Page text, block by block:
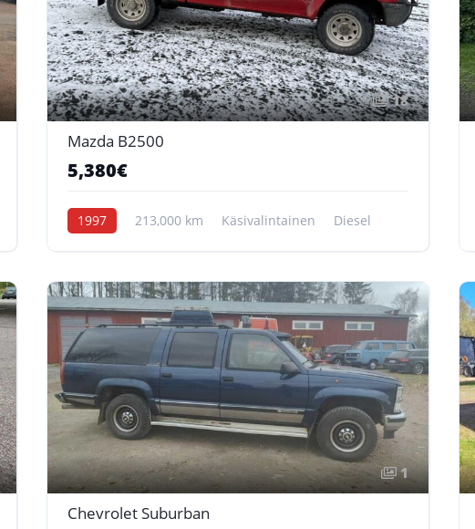
18
Mazda B2500
5,380€
1997 213,000 km Käsivalintainen Diesel
1
Chevrolet Suburban